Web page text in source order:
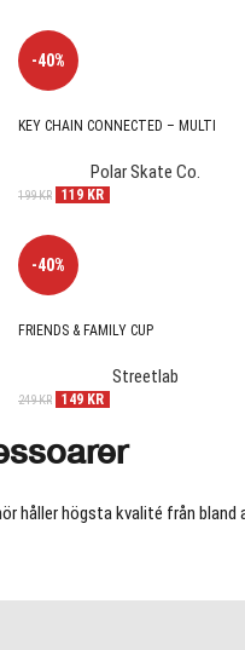
-40%
KEY CHAIN CONNECTED – MULTI
Polar Skate Co.
199KR 119 KR
-40%
FRIENDS & FAMILY CUP
Streetlab
249KR 149 KR
håller högsta kvalité från